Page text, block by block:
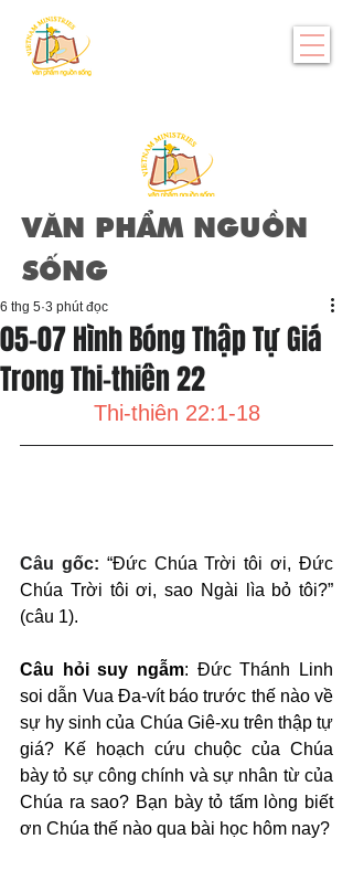
VĂN PHẨM NGUỒN
SỐNG
05-07 Hình Bóng Thập Tự Giá
Trong Thi-thiên 22
6 thg 5 3 phút đọc
Thi-thiên 22:1-18
Câu gốc: “Đức Chúa Trời tôi ơi, Đức
Chúa Trời tôi ơi, sao Ngài lìa bỏ tôi?”
(câu 1).
Câu hỏi suy ngẫm: Đức Thánh Linh
soi dẫn Vua Đa-vít báo trước thế nào về
sự hy sinh của Chúa Giê-xu trên thập tự
giá? Kế hoạch cứu chuộc của Chúa
bày tỏ sự công chính và sự nhân từ của
Chúa ra sao? Bạn bày tỏ tấm lòng biết
ơn Chúa thế nào qua bài học hôm nay?